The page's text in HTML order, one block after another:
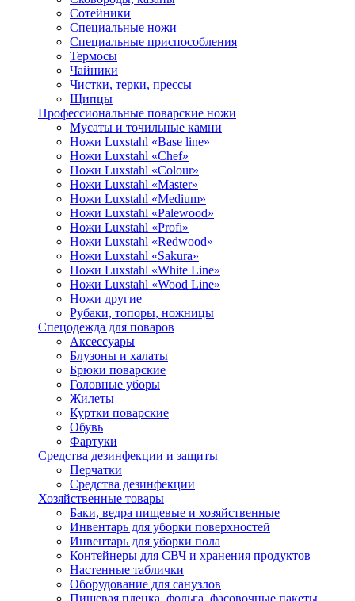
Сотейники
Специальные ножи
Специальные приспособления
Термосы
Чайники
Чистки, терки, прессы
Щипцы
Профессиональные поварские ножи
Мусаты и точильные камни
Ножи Luxstahl «Base line»
Ножи Luxstahl «Chef»
Ножи Luxstahl «Colour»
Ножи Luxstahl «Master»
Ножи Luxstahl «Medium»
Ножи Luxstahl «Palewood»
Ножи Luxstahl «Profi»
Ножи Luxstahl «Redwood»
Ножи Luxstahl «Sakura»
Ножи Luxstahl «White Line»
Ножи Luxstahl «Wood Line»
Ножи другие
Рубаки, топоры, ножницы
Спецодежда для поваров
Аксессуары
Блузоны и халаты
Брюки поварские
Головные уборы
Жилеты
Куртки поварские
Обувь
Фартуки
Средства дезинфекции и защиты
Перчатки
Средства дезинфекции
Хозяйственные товары
Баки, ведра пищевые и хозяйственные
Инвентарь для уборки поверхностей
Инвентарь для уборки пола
Контейнеры для СВЧ и хранения продуктов
Настенные таблички
Оборудование для санузлов
Пищевая пленка, фольга, фасовочные пакеты